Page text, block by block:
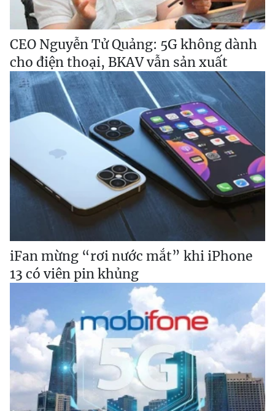
CEO Nguyễn Tử Quảng: 5G không dành
cho điện thoại, BKAV vẫn sản xuất
iFan mừng “rơi nước mắt” khi iPhone
13 có viên pin khủng